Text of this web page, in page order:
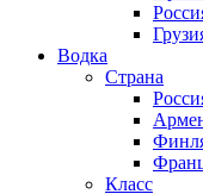
Водка
Страна
Класс